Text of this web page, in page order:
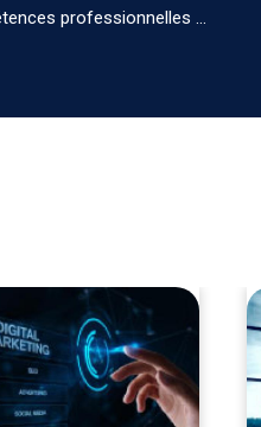
professionnelles ...